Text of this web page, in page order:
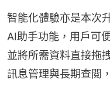
智能化體驗亦是本次
AI助手功能，用戶可
並將所需資料直接拖
訊息管理與長期查閲